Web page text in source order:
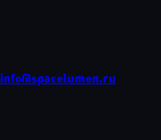
info@spacelumen.ru